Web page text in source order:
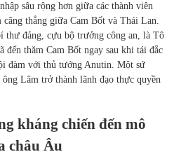
sâu rộng hơn giữa các thành viên
thẳng giữa Cam Bốt và Thái Lan.
đảng, cựu bộ trưởng công an, là Tô
đến thăm Cam Bốt ngay sau khi tái đắc
đàm với thủ tướng Anutin. Một sứ
Lâm trở thành lãnh đạo thực quyền
kháng chiến đến mô
châu Âu